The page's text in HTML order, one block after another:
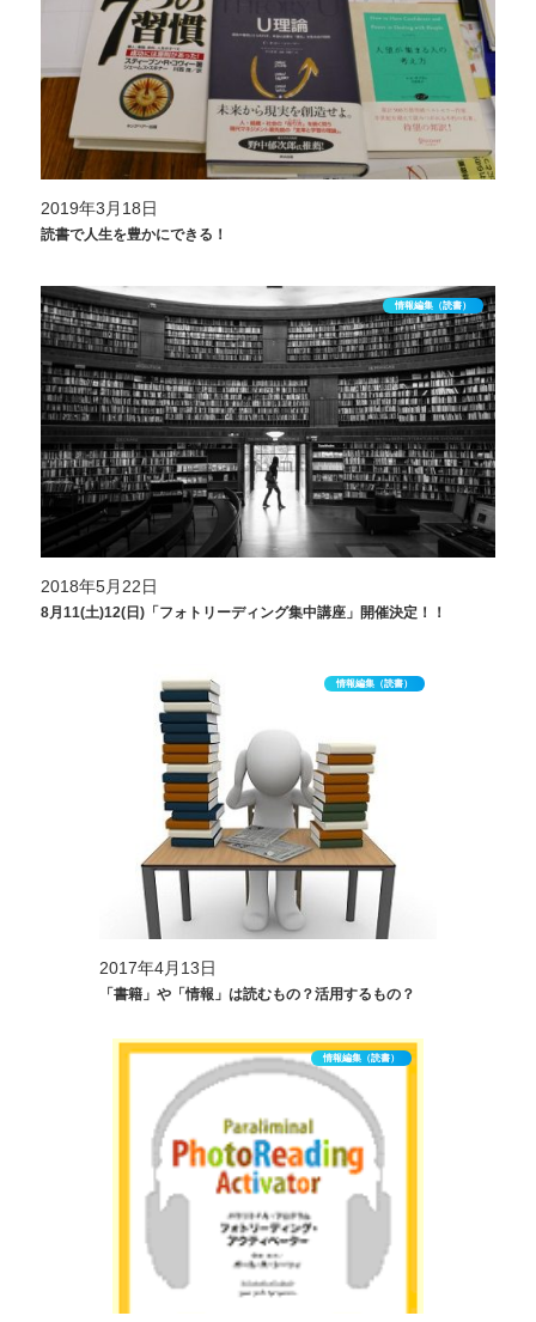
2019年3月18日
読書で人生を豊かにできる！
情報編集（読書）
2018年5月22日
8月11(土)12(日)「フォトリーディング集中講座」開催決定！！
情報編集（読書）
2017年4月13日
「書籍」や「情報」は読むもの？活用するもの？
情報編集（読書）